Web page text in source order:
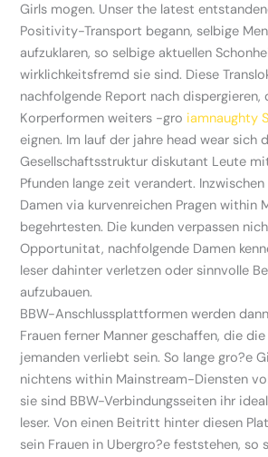
Girls mogen. Unser the latest
Positivity-Transport begann, selbige
aufzuklaren, so selbige aktuellen
wirklichkeitsfremd sie sind. Diese
nachfolgende Report nach dispergieren,
Korperformen weiters -gro iamnaughty
eignen. Im lauf der jahre head wear sich
Gesellschaftsstruktur diskutant Leute
Pfunden lange zeit verandert.
Damen via kurvenreichen Pragen within
begehrtesten. Die kunden verpassen
Opportunitat, nachfolgende Damen
leser dahinter verletzen oder sinnvolle
aufzubauen.
BBW-Anschlussplattformen werden
Frauen ferner Manner geschaffen, die
jemanden verliebt sein. So lange gro?e
nichtens within Mainstream-Diensten
sie sind BBW-Verbindungsseiten ihr
leser. Von einen Beitritt hinter diesen
sein Frauen in Ubergro?e feststehen, so